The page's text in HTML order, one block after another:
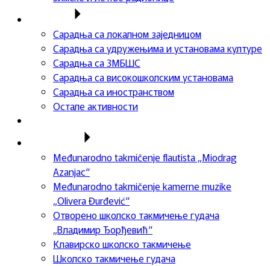
Сарадња са локалном заједницом
Сарадња са удружењима и установама културе
Сарадња са ЗМБШС
Сарадња са високошколским установама
Сарадња са иностранством
Остале активности
Međunarodno takmičenje flautista „Miodrag
Azanjac“
Međunarodno takmičenje kamerne muzike
„Olivera Đurđević“
Отворено школско такмичење гудача
„Владимир Ђорђевић“
Клавирско школско такмичење
Школско такмичење гудача